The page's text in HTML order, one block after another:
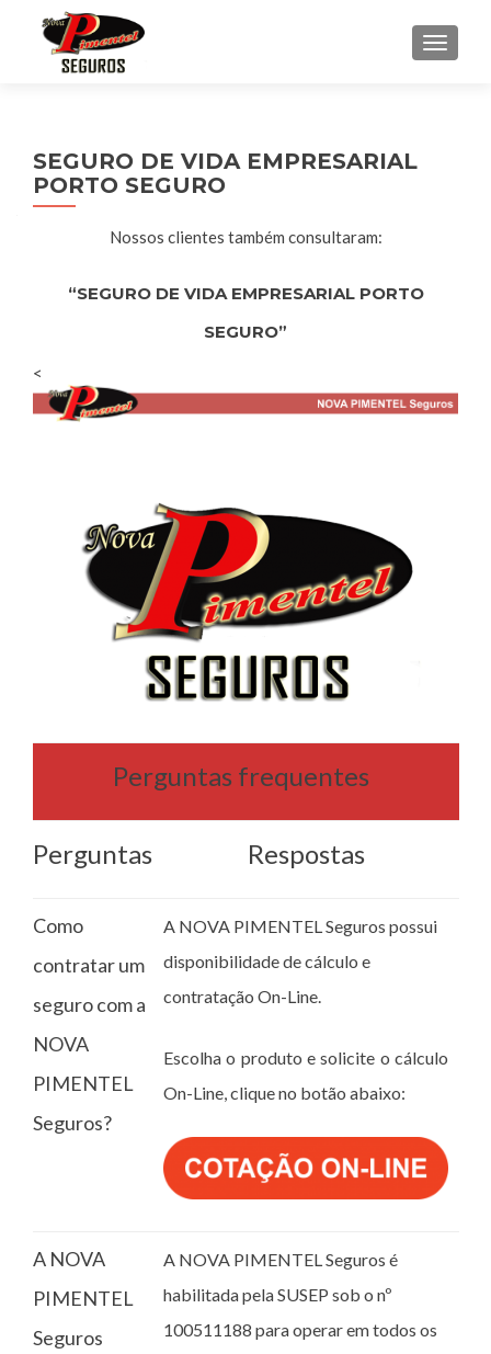
SEGURO DE VIDA EMPRESARIAL
PORTO SEGURO
Nossos clientes também consultaram:
“SEGURO DE VIDA EMPRESARIAL PORTO
SEGURO”
<
Perguntas frequentes
Perguntas Respostas
Como
contratar um
seguro com a
NOVA
PIMENTEL
Seguros?
A NOVA PIMENTEL Seguros possui
disponibilidade de cálculo e
contratação On-Line.
Escolha o produto e solicite o cálculo
On-Line, clique no botão abaixo:
A NOVA
PIMENTEL
Seguros
A NOVA PIMENTEL Seguros é
habilitada pela SUSEP sob o nº
100511188 para operar em todos os